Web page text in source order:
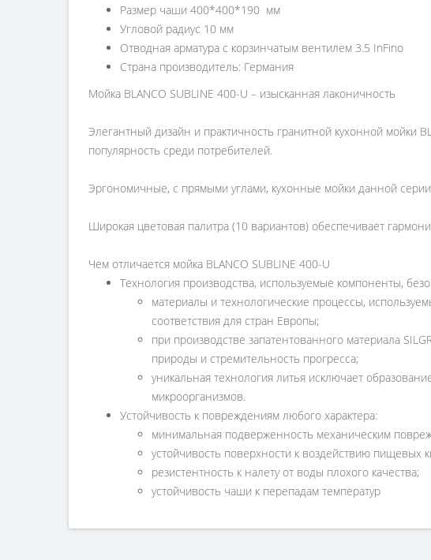
Размер чаши 400*400*190 мм
Угловой радиус 10 мм
Отводная арматура с корзинчатым вентилем 3.5 InFino
Страна производитель: Германия
Мойка BLANCO SUBLINE 400-U – изысканная лаконичность
Элегантный дизайн и практичность гранитной кухонной мойки
популярность среди потребителей.
Эргономичные, с прямыми углами, кухонные мойки данной
Широкая цветовая палитра (10 вариантов) обеспечивает
Чем отличается мойка BLANCO SUBLINE 400-U
Технология производства, используемые компоненты,
материалы и технологические процессы,
соответствия для стран Европы;
при производстве запатентованного материала
природы и стремительность прогресса;
уникальная технология литья исключает
микроорганизмов.
Устойчивость к повреждениям любого характера:
минимальная подверженность механическим
устойчивость поверхности к воздействию пищевых
резистентность к налету от воды плохого качества;
устойчивость чаши к перепадам температур